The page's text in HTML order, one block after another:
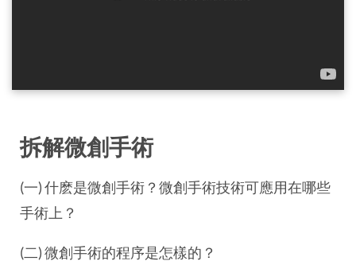
拆解微創手術
(一) 什麽是微創手術？微創手術技術可應用在哪些
手術上？
(二) 微創手術的程序是怎樣的？